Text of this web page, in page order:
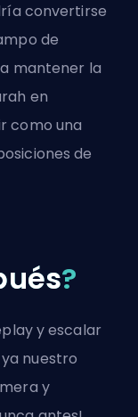
convertirse
de
mantener la
en
como una
de
?
y escalar
nuestro
y